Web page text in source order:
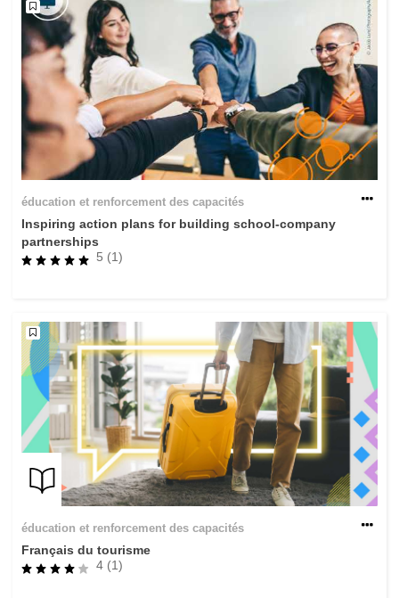
éducation et renforcement des capacités
Inspiring action plans for building school-company
partnerships
5 (1)
éducation et renforcement des capacités
Français du tourisme
4 (1)